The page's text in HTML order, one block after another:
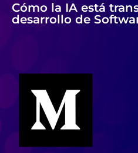
Cómo la IA está
desarrollo de